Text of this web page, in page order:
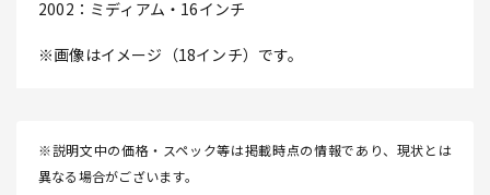
2002：ミディアム・16インチ
※画像はイメージ（18インチ）です。
※説明文中の価格・スペック等は掲載時点の情報であり、現状とは
異なる場合がございます。